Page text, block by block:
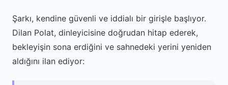
Şarkı, kendine güvenli ve iddialı bir girişle başlıyor.
Dilan Polat, dinleyicisine doğrudan hitap ederek,
bekleyişin sona erdiğini ve sahnedeki yerini yeniden
aldığını ilan ediyor: